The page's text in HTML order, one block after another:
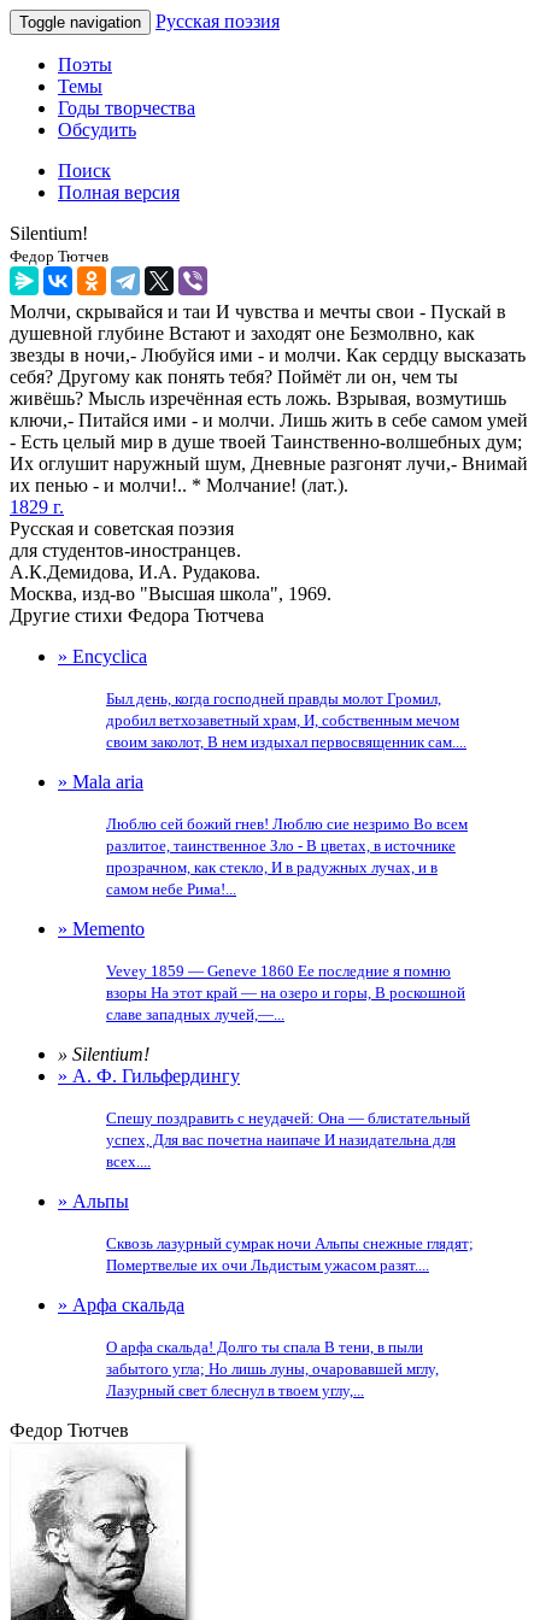
Toggle navigation Русская поэзия
Поэты
Темы
Годы творчества
Обсудить
Поиск
Полная версия
Silentium!
Федор Тютчев
Молчи, скрывайся и таи И чувства и мечты свои - Пускай в
душевной глубине Встают и заходят оне Безмолвно, как
звезды в ночи,- Любуйся ими - и молчи. Как сердцу высказать
себя? Другому как понять тебя? Поймёт ли он, чем ты
живёшь? Мысль изречённая есть ложь. Взрывая, возмутишь
ключи,- Питайся ими - и молчи. Лишь жить в себе самом умей
- Есть целый мир в душе твоей Таинственно-волшебных дум;
Их оглушит наружный шум, Дневные разгонят лучи,- Внимай
их пенью - и молчи!.. * Молчание! (лат.).
1829 г.
Русская и советская поэзия
для студентов-иностранцев.
А.К.Демидова, И.А. Рудакова.
Москва, изд-во "Высшая школа", 1969.
Другие стихи Федора Тютчева
» Encyclica
Был день, когда господней правды молот Громил,
дробил ветхозаветный храм, И, собственным мечом
своим заколот, В нем издыхал первосвященник сам....
» Mala aria
Люблю сей божий гнев! Люблю сие незримо Во всем
разлитое, таинственное Зло - В цветах, в источнике
прозрачном, как стекло, И в радужных лучах, и в
самом небе Рима!...
» Memento
Vevey 1859 — Geneve 1860 Ее последние я помню
взоры На этот край — на озеро и горы, В роскошной
славе западных лучей,—...
» Silentium!
» А. Ф. Гильфердингу
Спешу поздравить с неудачей: Она — блистательный
успех, Для вас почетна наипаче И назидательна для
всех....
» Альпы
Сквозь лазурный сумрак ночи Альпы снежные глядят;
Помертвелые их очи Льдистым ужасом разят....
» Арфа скальда
О арфа скальда! Долго ты спала В тени, в пыли
забытого угла; Но лишь луны, очаровавшей мглу,
Лазурный свет блеснул в твоем углу,...
Федор Тютчев